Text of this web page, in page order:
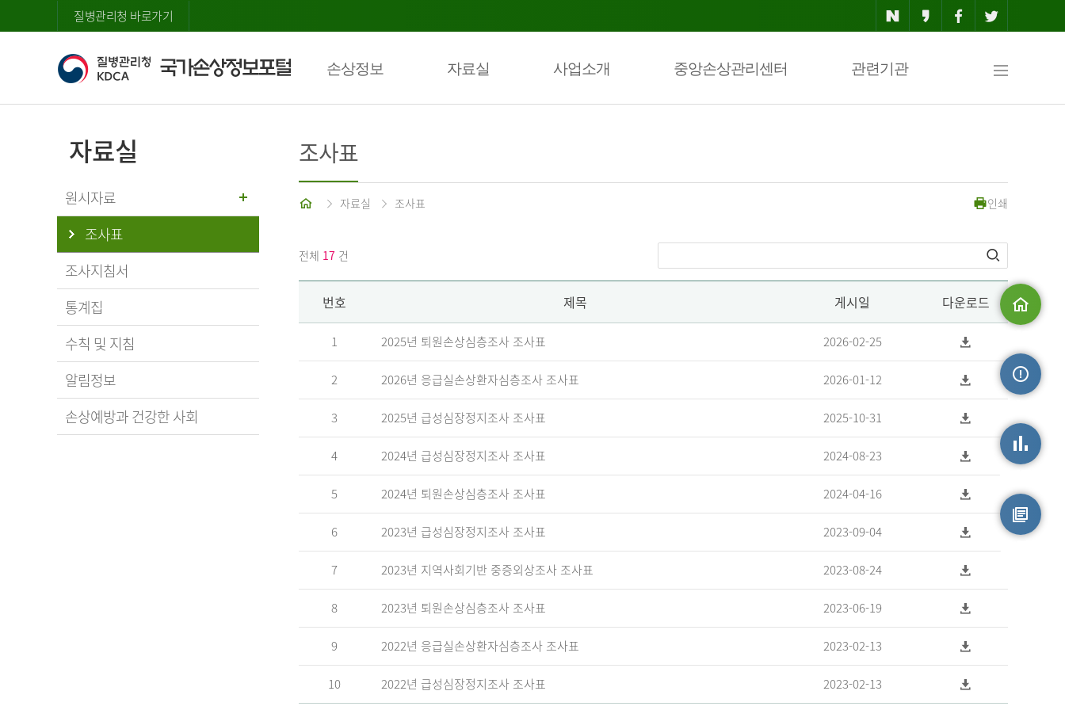
질병관리청 바로가기
손상정보 자료실 사업소개 중앙손상관리센터 관련기관
맵
자료실
원시자료
조사표
조사지침서
통계집
수칙 및 지침
알림정보
손상예방과 건강한 사회
조사표
홈 자료실 조사표 인쇄
전체 17 건
번호 제목 게시일 다운로드
1 2025년 퇴원손상심층조사 조사표 2026-02-25
2 2026년 응급실손상환자심층조사 조사표 2026-01-12
3 2025년 급성심장정지조사 조사표 2025-10-31
4 2024년 급성심장정지조사 조사표 2024-08-23
5 2024년 퇴원손상심층조사 조사표 2024-04-16
6 2023년 급성심장정지조사 조사표 2023-09-04
7 2023년 지역사회기반 중증외상조사 조사표 2023-08-24
8 2023년 퇴원손상심층조사 조사표 2023-06-19
9 2022년 응급실손상환자심층조사 조사표 2023-02-13
10 2022년 급성심장정지조사 조사표 2023-02-13